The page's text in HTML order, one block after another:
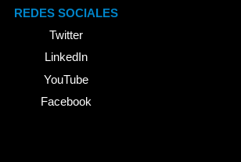
REDES SOCIALES
Twitter
LinkedIn
YouTube
Facebook